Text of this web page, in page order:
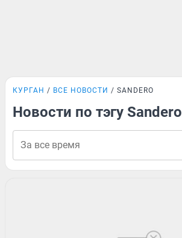
КУРГАН ВСЕ НОВОСТИ SANDERO
Новости по тэгу Sandero